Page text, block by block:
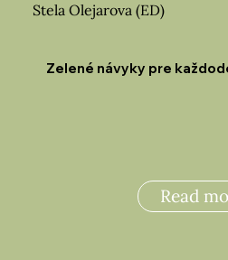
Zelené návyky pre
Stela Olejarova (ED)
Read